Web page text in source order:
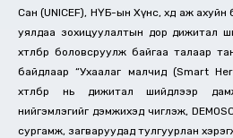
Сан (UNICEF), НҮБ-ын Хүнс, хөдөө аж
уялдаа зохицуулалтын дор дижитал
хөтөлбөр боловсруулж байгаа талаар
байдлаар “Ухаалаг малчид (Smart
хөтөлбөр нь дижитал шийдлээр
нийгэмлэгийг дэмжихэд чиглэж,
сургамж, загваруудад тулгуурлан